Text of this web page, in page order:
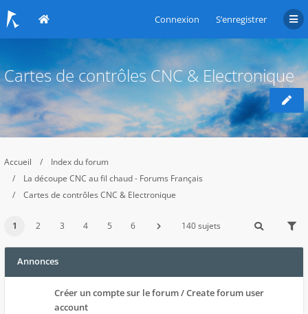
Connexion S’enregistrer
Cartes de contrôles CNC & Electronique
Accueil
Index du forum
La découpe CNC au fil chaud - Forums Français
Cartes de contrôles CNC & Electronique
1 2 3 4 5 6 140 sujets
Annonces
Créer un compte sur le forum / Create forum user
account